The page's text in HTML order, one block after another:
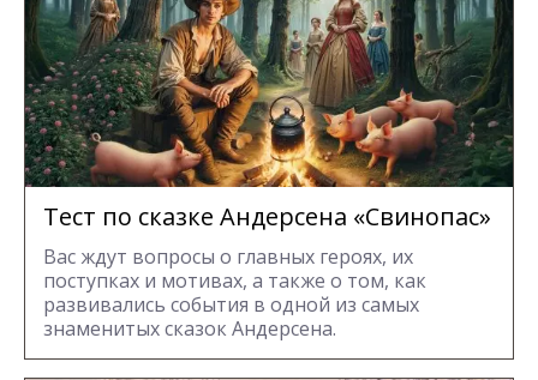
Тест по сказке Андерсена «Свинопас»
Вас ждут вопросы о главных героях, их
поступках и мотивах, а также о том, как
развивались события в одной из самых
знаменитых сказок Андерсена.